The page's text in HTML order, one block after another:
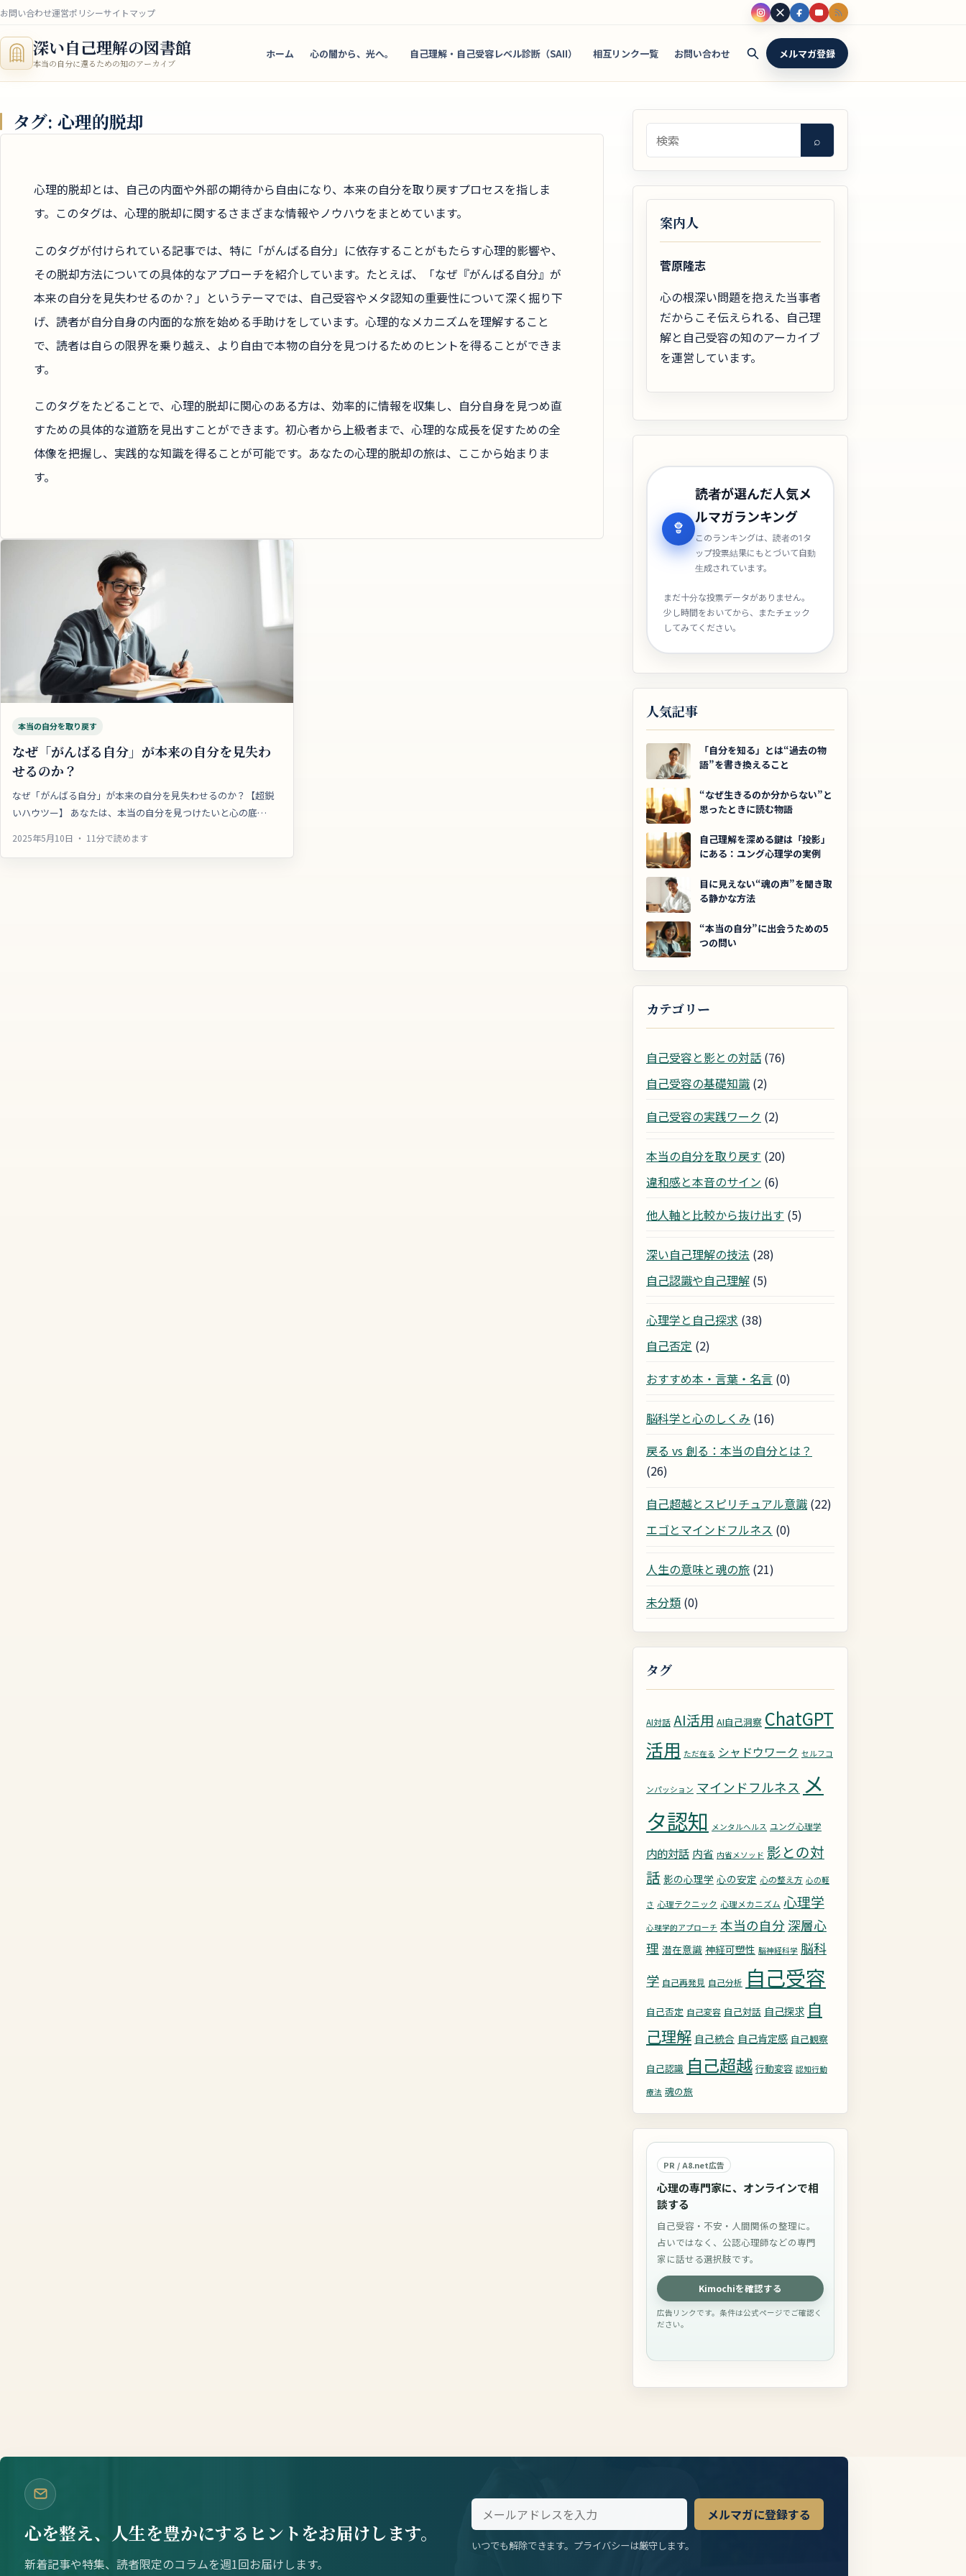
お問い合わせ運営ポリシーサイトマップ
深い自己理解の図書館
本当の自分に還るための知のアーカイブ
ホーム 心の闇から、光へ。 自己理解・自己受容レベル診断（SAII） 相互リンク一覧 お問い合わせ メルマガ登録
タグ: 心理的脱却
心理的脱却とは、自己の内面や外部の期待から自由になり、本来の自分を取り戻すプロセスを指しま
す。このタグは、心理的脱却に関するさまざまな情報やノウハウをまとめています。
このタグが付けられている記事では、特に「がんばる自分」に依存することがもたらす心理的影響や、
その脱却方法についての具体的なアプローチを紹介しています。たとえば、「なぜ『がんばる自分』が
本来の自分を見失わせるのか？」というテーマでは、自己受容やメタ認知の重要性について深く掘り下
げ、読者が自分自身の内面的な旅を始める手助けをしています。心理的なメカニズムを理解すること
で、読者は自らの限界を乗り越え、より自由で本物の自分を見つけるためのヒントを得ることができま
す。
このタグをたどることで、心理的脱却に関心のある方は、効率的に情報を収集し、自分自身を見つめ直
すための具体的な道筋を見出すことができます。初心者から上級者まで、心理的な成長を促すための全
体像を把握し、実践的な知識を得ることが可能です。あなたの心理的脱却の旅は、ここから始まりま
す。
本当の自分を取り戻す
なぜ「がんばる自分」が本来の自分を見失わ
せるのか？
なぜ「がんばる自分」が本来の自分を見失わせるのか？【超鋭
いハウツー】 あなたは、本当の自分を見つけたいと心の底…
2025年5月10日 ・ 11分で読めます
検索 ⌕
案内人
菅原隆志
心の根深い問題を抱えた当事者
だからこそ伝えられる、自己理
解と自己受容の知のアーカイブ
を運営しています。
読者が選んだ人気メ
ルマガランキング
このランキングは、読者の1タ
ップ投票結果にもとづいて自動
生成されています。
まだ十分な投票データがありません。
少し時間をおいてから、またチェック
してみてください。
人気記事
「自分を知る」とは“過去の物
語”を書き換えること
“なぜ生きるのか分からない”と
思ったときに読む物語
自己理解を深める鍵は「投影」
にある：ユング心理学の実例
目に見えない“魂の声”を聞き取
る静かな方法
“本当の自分”に出会うための5
つの問い
カテゴリー
自己受容と影との対話 (76)
自己受容の基礎知識 (2)
自己受容の実践ワーク (2)
本当の自分を取り戻す (20)
違和感と本音のサイン (6)
他人軸と比較から抜け出す (5)
深い自己理解の技法 (28)
自己認識や自己理解 (5)
心理学と自己探求 (38)
自己否定 (2)
おすすめ本・言葉・名言 (0)
脳科学と心のしくみ (16)
戻る vs 創る：本当の自分とは？
(26)
自己超越とスピリチュアル意識 (22)
エゴとマインドフルネス (0)
人生の意味と魂の旅 (21)
未分類 (0)
タグ
AI対話 AI活用 AI自己洞察 ChatGPT
活用 ただ在る シャドウワーク セルフコ
ンパッション マインドフルネス メ
タ認知 メンタルヘルス ユング心理学
内的対話 内省 内省メソッド 影との対
話 影の心理学 心の安定 心の整え方 心の軽
さ 心理テクニック 心理メカニズム 心理学
心理学的アプローチ 本当の自分 深層心
理 潜在意識 神経可塑性 脳神経科学 脳科
学 自己再発見 自己分析 自己受容
自己否定 自己変容 自己対話 自己探求 自
己理解 自己統合 自己肯定感 自己観察
自己認識 自己超越 行動変容 認知行動
療法 魂の旅
PR / A8.net広告
心理の専門家に、オンラインで相
談する
自己受容・不安・人間関係の整理に。
占いではなく、公認心理師などの専門
家に話せる選択肢です。
Kimochiを確認する
広告リンクです。条件は公式ページでご確認く
ださい。
心を整え、人生を豊かにするヒントをお届けします。
新着記事や特集、読者限定のコラムを週1回お届けします。
メルマガに登録する
いつでも解除できます。プライバシーは厳守します。